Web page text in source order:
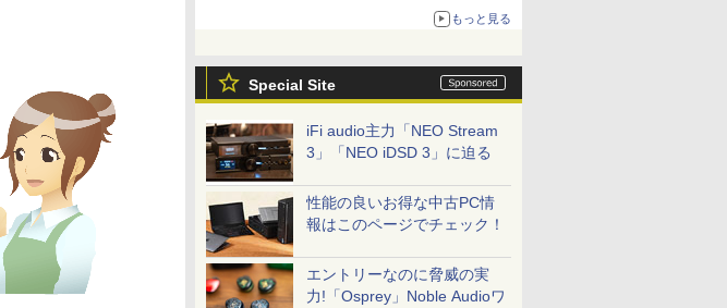
もっと見る
Special Site
iFi audio主力「NEO Stream
3」「NEO iDSD 3」に迫る
性能の良いお得な中古PC情
報はこのページでチェック！
エントリーなのに脅威の実
力!「Osprey」Noble Audioワ